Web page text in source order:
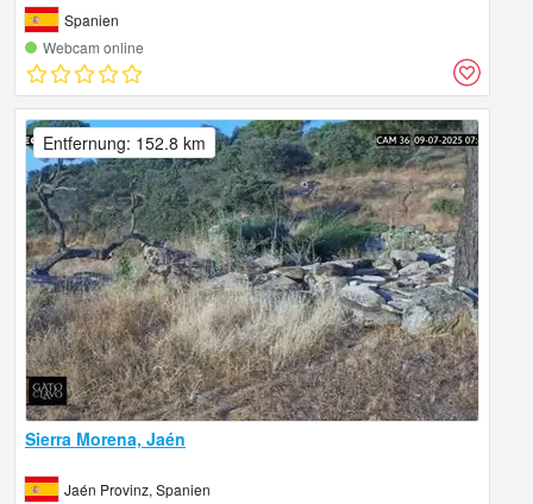
Spanien
Webcam online
Sierra Morena, Jaén
Jaén Provinz, Spanien
Entfernung: 152.8 km